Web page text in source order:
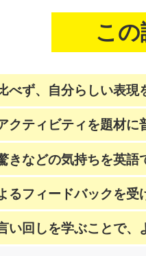
こ
べず、自分らしい表現
クティビティを題材
きなどの気持ちを英語
るフィードバックを
い回しを学ぶことで